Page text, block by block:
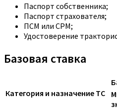
Паспорт собственника;
Паспорт страхователя;
ПСМ или СРМ;
Удостоверение
Базовая ставка
Категория и назначение ТС